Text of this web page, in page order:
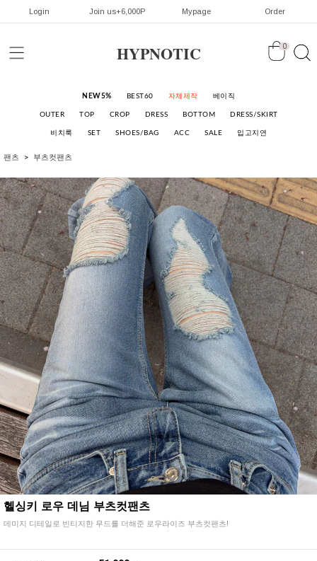
Login Join us+6,000P Mypage Order
HYPNOTIC 0
NEW5% BEST60 자체제작 베이직
OUTER TOP CROP DRESS BOTTOM DRESS/SKIRT
비치룩 SET SHOES/BAG ACC SALE 입고지연
팬츠 부츠컷팬츠
헬싱키 로우 데님 부츠컷팬츠
데미지 디테일로 빈티지한 무드를 더해준 로우라이즈 부츠컷팬츠!